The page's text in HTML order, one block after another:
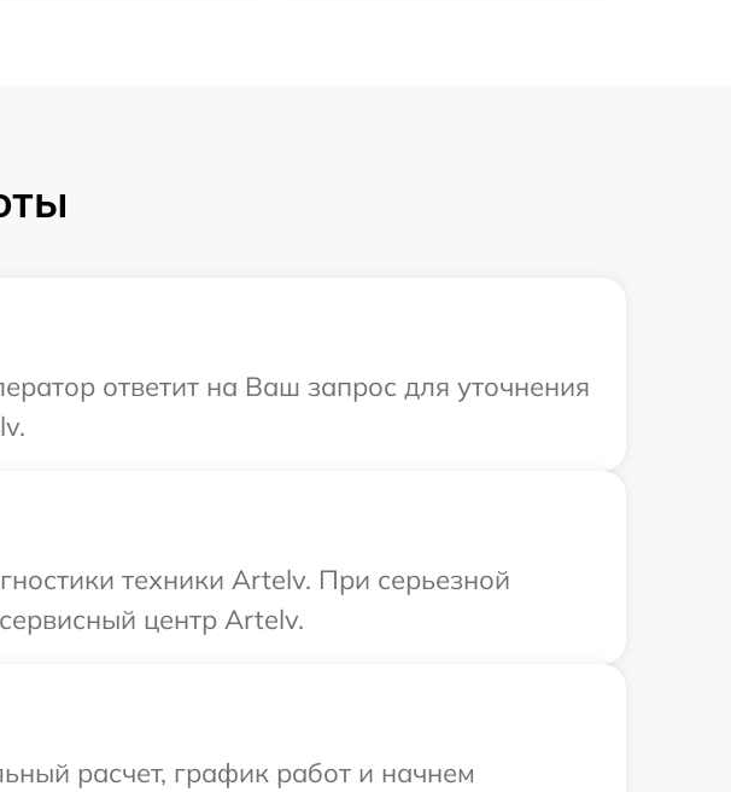
ответит на Ваш запрос для уточнения
техники Artelv. При серьезной
центр Artelv.
расчет, график работ и начнем